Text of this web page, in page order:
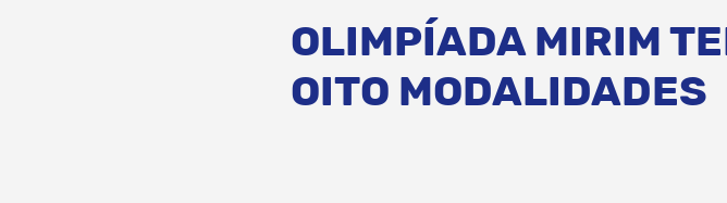
OLIMPÍADA MIRIM
OITO MODALIDADES